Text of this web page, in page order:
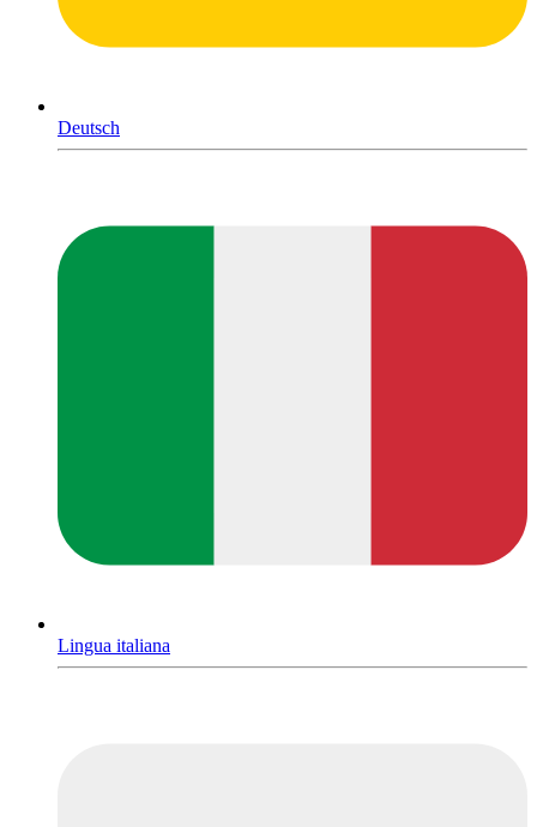
Deutsch
Lingua italiana